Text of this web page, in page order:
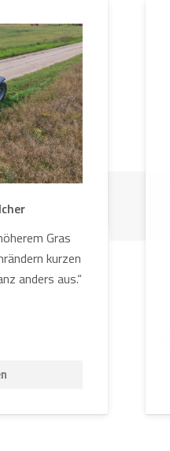
Gras
kurzen
anders aus.“